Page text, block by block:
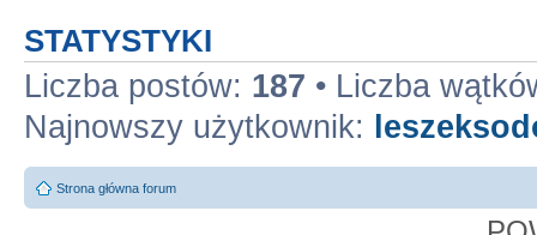
STATYSTYKI
Liczba postów: 187 • Liczba
Najnowszy użytkownik:
Strona główna forum